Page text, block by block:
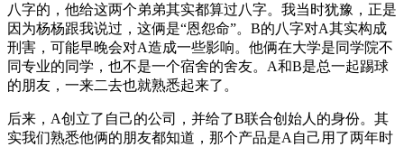
八字的，他给这两个弟弟其实都算过八字。我当时犹豫，正是
因为杨杨跟我说过，这俩是“恩怨命”。B的八字对A其实构成
刑害，可能早晚会对A造成一些影响。他俩在大学是同学院不
同专业的同学，也不是一个宿舍的舍友。A和B是总一起踢球
的朋友，一来二去也就熟悉起来了。
后来，A创立了自己的公司，并给了B联合创始人的身份。其
实我们熟悉他俩的朋友都知道，那个产品是A自己用了两年时